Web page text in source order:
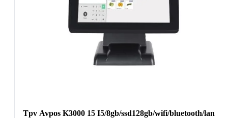
Tpv Avpos K3000 15 I5/8gb/ssd128gb/wifi/bluetooth/lan